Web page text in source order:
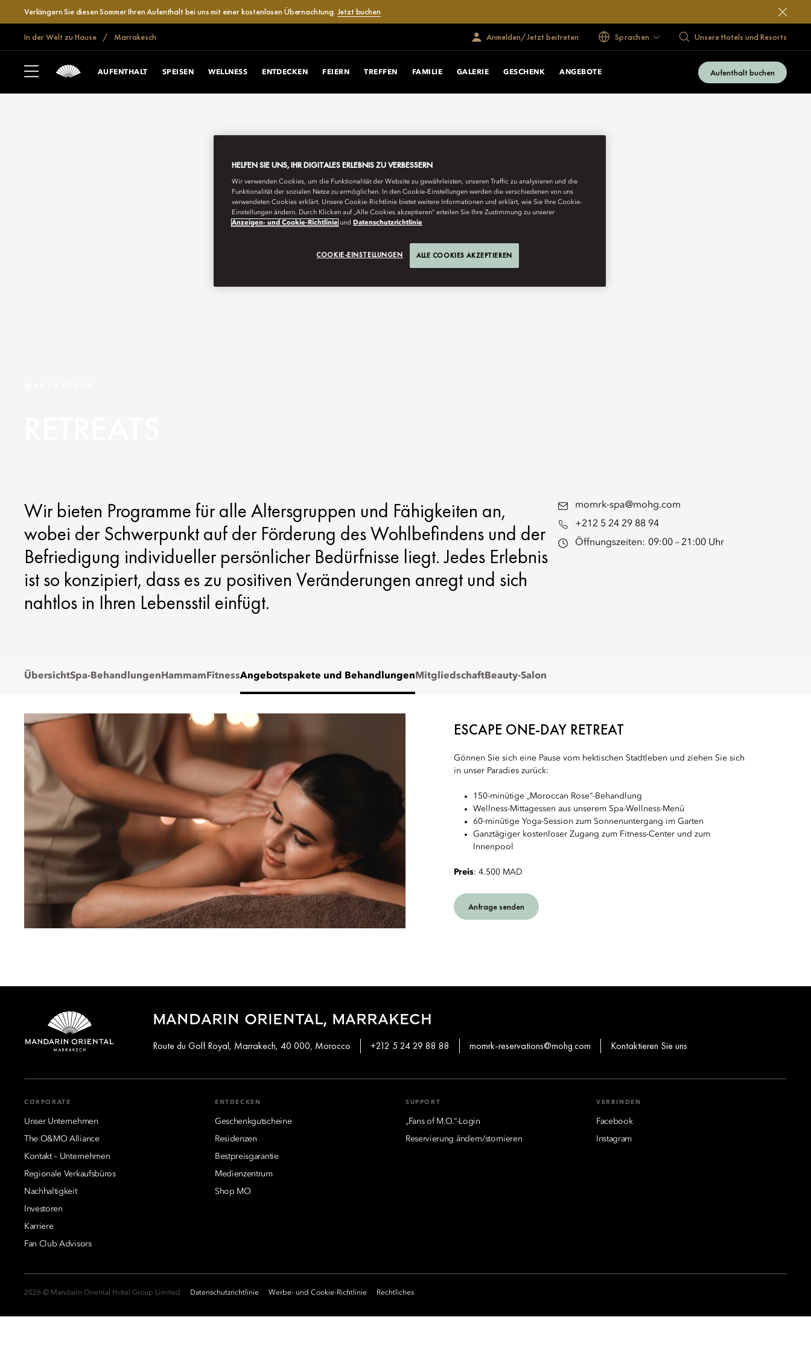
Verlängern Sie diesen Sommer Ihren Aufenthalt bei uns mit einer kostenlosen Übernachtung. Jetzt buchen
In der Welt zu Hause Marrakesch Anmelden/Jetzt beitreten Sprachen Unsere Hotels und Resorts
AUFENTHALT SPEISEN WELLNESS ENTDECKEN FEIERN TREFFEN FAMILIE GALERIE GESCHENK ANGEBOTE Aufenthalt buchen
Wir bieten Programme für alle Altersgruppen und Fähigkeiten an,
wobei der Schwerpunkt auf der Förderung des Wohlbefindens und der
Befriedigung individueller persönlicher Bedürfnisse liegt. Jedes Erlebnis
ist so konzipiert, dass es zu positiven Veränderungen anregt und sich
nahtlos in Ihren Lebensstil einfügt.
momrk-spa@mohg.com
+212 5 24 29 88 94
Öffnungszeiten: 09:00 – 21:00 Uhr
ÜbersichtSpa-Behandlungen Hammam FitnessAngebotspakete und Behandlungen MitgliedschaftBeauty-Salon
ESCAPE ONE-DAY RETREAT
Gönnen Sie sich eine Pause vom hektischen Stadtleben und ziehen Sie sich
in unser Paradies zurück:
150-minütige „Moroccan Rose“-Behandlung
Wellness-Mittagessen aus unserem Spa-Wellness-Menü
60-minütige Yoga-Session zum Sonnenuntergang im Garten
Ganztägiger kostenloser Zugang zum Fitness-Center und zum
Innenpool
Preis: 4.500 MAD
Anfrage senden
MANDARIN ORIENTAL, MARRAKECH
Route du Golf Royal, Marrakech, 40 000, Morocco +212 5 24 29 88 88 momrk-reservations@mohg.com Kontaktieren Sie uns
CORPORATE
Unser Unternehmen
The O&MO Alliance
Kontakt – Unternehmen
Regionale Verkaufsbüros
Nachhaltigkeit
Investoren
Karriere
Fan Club Advisors
ENTDECKEN
Geschenkgutscheine
Residenzen
Bestpreisgarantie
Medienzentrum
Shop MO
SUPPORT
„Fans of M.O.“-Login
Reservierung ändern/stornieren
VERBINDEN
Facebook
Instagram
2026 © Mandarin Oriental Hotel Group Limited Datenschutzrichtlinie Werbe- und Cookie-Richtlinie Rechtliches
HELFEN SIE UNS, IHR DIGITALES ERLEBNIS ZU VERBESSERN
Wir verwenden Cookies, um die Funktionalität der Website zu gewährleisten, unseren Traffic zu analysieren und die
Funktionalität der sozialen Netze zu ermöglichen. In den Cookie-Einstellungen werden die verschiedenen von uns
verwendeten Cookies erklärt. Unsere Cookie-Richtlinie bietet weitere Informationen und erklärt, wie Sie Ihre Cookie-
Einstellungen ändern. Durch Klicken auf „Alle Cookies akzeptieren“ erteilen Sie Ihre Zustimmung zu unserer
Anzeigen- und Cookie-Richtlinie und Datenschutzrichtlinie
COOKIE-EINSTELLUNGEN ALLE COOKIES AKZEPTIEREN